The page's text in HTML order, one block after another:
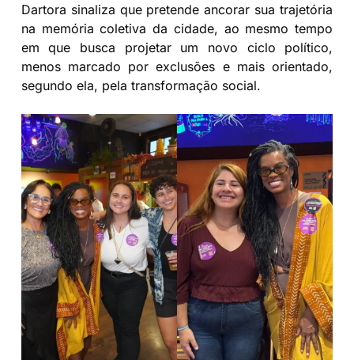
Dartora sinaliza que pretende ancorar sua trajetória
na memória coletiva da cidade, ao mesmo tempo
em que busca projetar um novo ciclo político,
menos marcado por exclusões e mais orientado,
segundo ela, pela transformação social.